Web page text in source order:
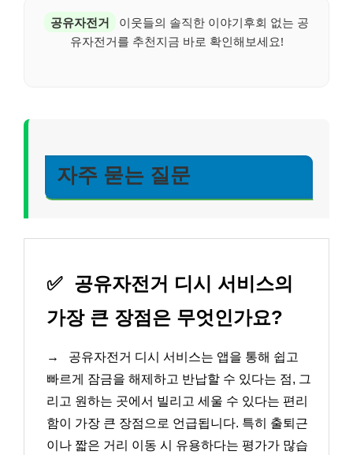
공유자전거
이웃들의 솔직한 이야기후회 없는 공
유자전거를 추천지금 바로 확인해보세요!
자주 묻는 질문
✅ 공유자전거 디시 서비스의
가장 큰 장점은 무엇인가요?
→
공유자전거 디시 서비스는 앱을 통해 쉽고
빠르게 잠금을 해제하고 반납할 수 있다는 점, 그
리고 원하는 곳에서 빌리고 세울 수 있다는 편리
함이 가장 큰 장점으로 언급됩니다. 특히 출퇴근
이나 짧은 거리 이동 시 유용하다는 평가가 많습